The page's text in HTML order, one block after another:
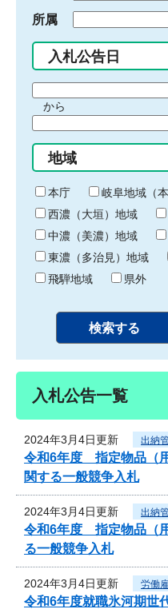
所属
入札公告日
間
始
り
から
間
終
わ
り
地域
本庁
岐阜地域（本
西濃（大垣）地域
中濃（美濃）地域
東濃（多治見）地域
飛騨地域
県外
入札公告一覧
2024年3月4日更新 出納
令和6年度 指定物品（
関する一般競争入札
2024年3月4日更新 出納
令和6年度 指定物品（
る一般競争入札
2024年3月4日更新 労働
令和6年度就職氷河期世